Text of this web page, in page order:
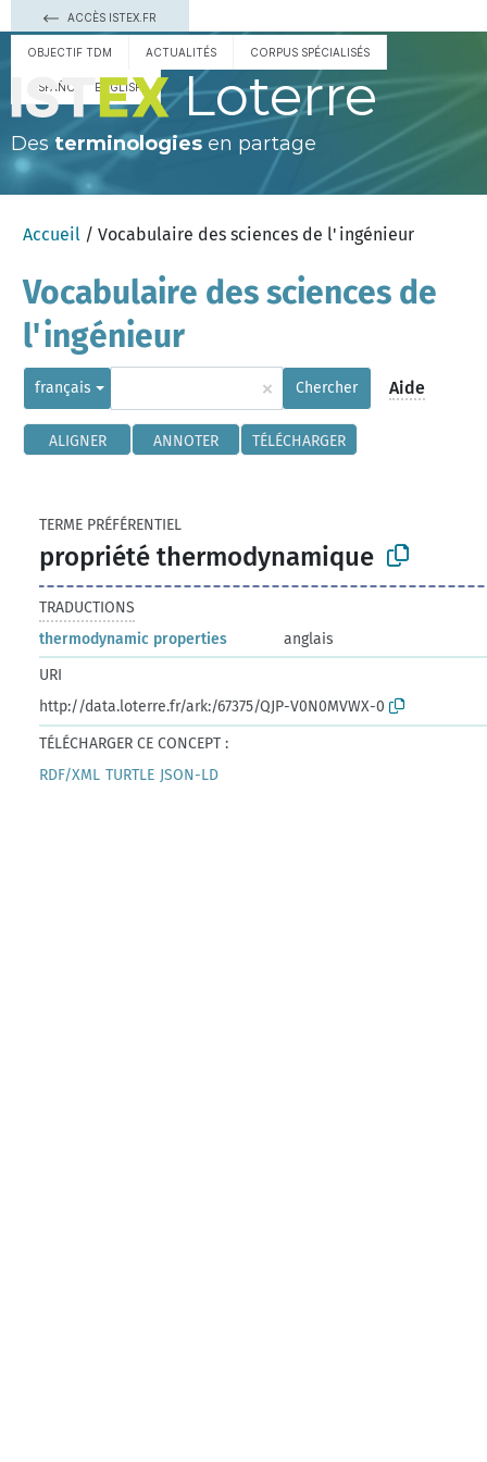
ACCÈS ISTEX.FR
OBJECTIF TDM ACTUALITÉS CORPUS SPÉCIALISÉS
ESPAÑOL ENGLISH Loterre
Des terminologies en partage
Accueil / Vocabulaire des sciences de l'ingénieur
Vocabulaire des sciences de
l'ingénieur
français × Chercher Aide
ALIGNER ANNOTER TÉLÉCHARGER
TERME PRÉFÉRENTIEL
propriété thermodynamique
TRADUCTIONS
thermodynamic properties
anglais
URI
http://data.loterre.fr/ark:/67375/QJP-V0N0MVWX-0
TÉLÉCHARGER CE CONCEPT :
RDF/XML TURTLE JSON-LD